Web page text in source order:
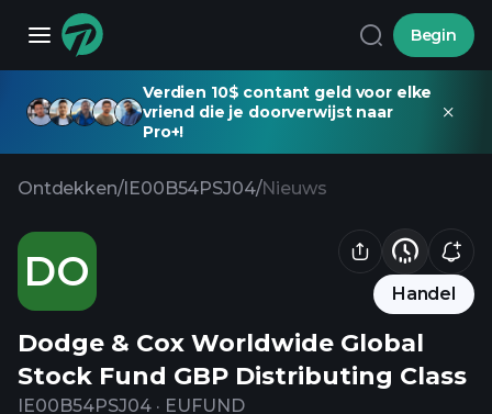
Begin
Verdien 10$ contant geld voor elke
vriend die je doorverwijst naar
Pro+!
Ontdekken/IE00B54PSJ04/Nieuws
DO Handel
Dodge & Cox Worldwide Global
Stock Fund GBP Distributing Class
IE00B54PSJ04 · EUFUND